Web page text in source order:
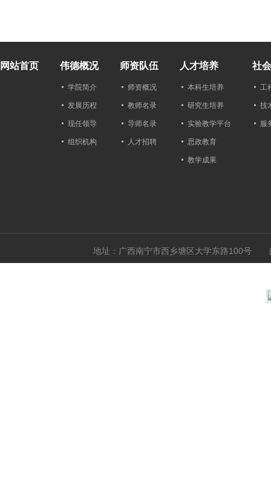
网站首页 伟德概况
学院简介
发展历程
现任领导
组织机构
师资队伍
师资概况
教师名录
导师名录
人才招聘
人才培养
本科生培养
研究生培养
实验教学平台
思政教育
教学成果
社
工
技
服
地址：广西南宁市西乡塘区大学东路100号